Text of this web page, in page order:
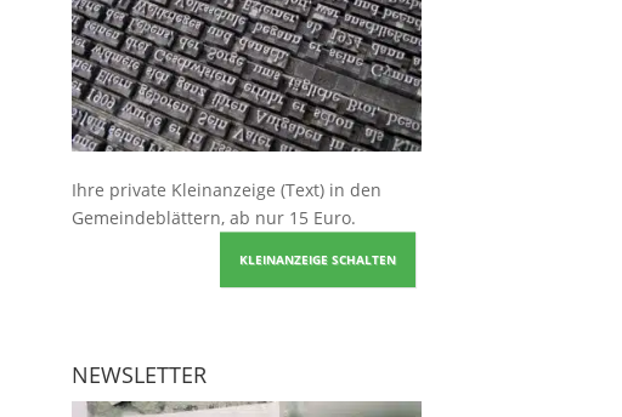
Ihre private Kleinanzeige (Text) in den
Gemeindeblättern, ab nur 15 Euro.
KLEINANZEIGE SCHALTEN
NEWSLETTER